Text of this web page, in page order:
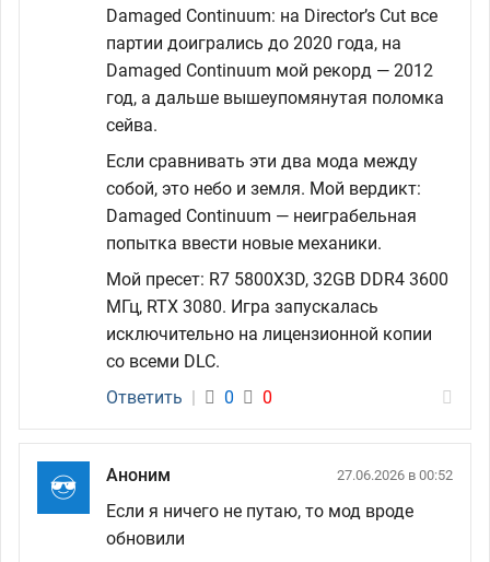
Damaged Continuum: на Director’s Cut все
партии доигрались до 2020 года, на
Damaged Continuum мой рекорд — 2012
год, а дальше вышеупомянутая поломка
сейва.
Если сравнивать эти два мода между
собой, это небо и земля. Мой вердикт:
Damaged Continuum — неиграбельная
попытка ввести новые механики.
Мой пресет: R7 5800X3D, 32GB DDR4 3600
МГц, RTX 3080. Игра запускалась
исключительно на лицензионной копии
со всеми DLC.
Ответить | 0 0
Аноним 27.06.2026 в 00:52
Если я ничего не путаю, то мод вроде
обновили